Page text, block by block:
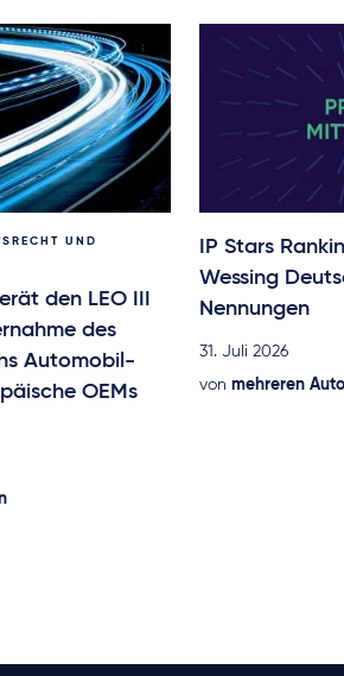
UND
den LEO III
des
Automobil-
OEMs
IP Stars
Wessing
Nennungen
31. Juli 2026
von mehreren